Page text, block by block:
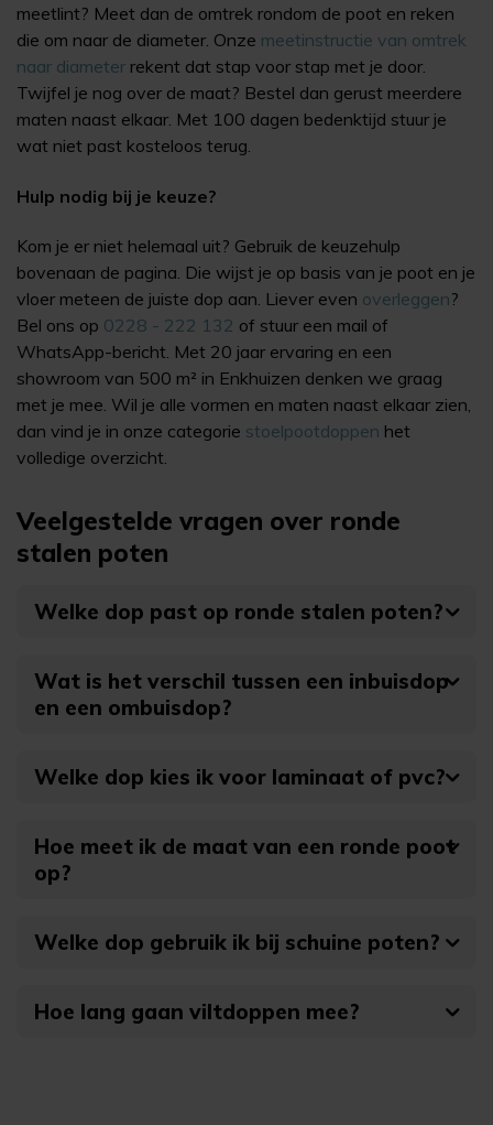
meetlint? Meet dan de omtrek rondom de poot en reken
die om naar de diameter. Onze meetinstructie van omtrek
naar diameter rekent dat stap voor stap met je door.
Twijfel je nog over de maat? Bestel dan gerust meerdere
maten naast elkaar. Met 100 dagen bedenktijd stuur je
wat niet past kosteloos terug.
Hulp nodig bij je keuze?
Kom je er niet helemaal uit? Gebruik de keuzehulp
bovenaan de pagina. Die wijst je op basis van je poot en je
vloer meteen de juiste dop aan. Liever even overleggen?
Bel ons op 0228 - 222 132 of stuur een mail of
WhatsApp-bericht. Met 20 jaar ervaring en een
showroom van 500 m² in Enkhuizen denken we graag
met je mee. Wil je alle vormen en maten naast elkaar zien,
dan vind je in onze categorie stoelpootdoppen het
volledige overzicht.
Veelgestelde vragen over ronde
stalen poten
Welke dop past op ronde stalen poten?
Wat is het verschil tussen een inbuisdop
en een ombuisdop?
Welke dop kies ik voor laminaat of pvc?
Hoe meet ik de maat van een ronde poot
op?
Welke dop gebruik ik bij schuine poten?
Hoe lang gaan viltdoppen mee?